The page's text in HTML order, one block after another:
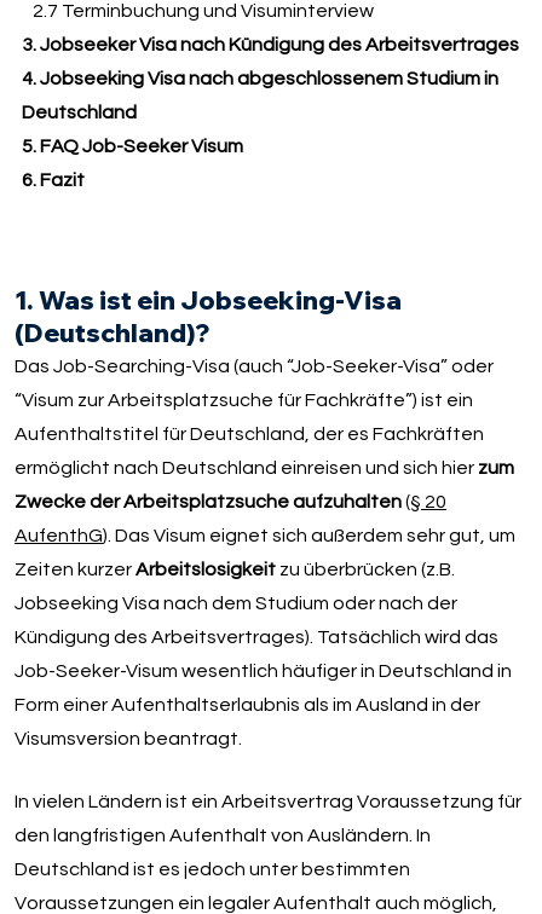
2.7 Terminbuchung und Visuminterview
3. Jobseeker Visa nach Kündigung des Arbeitsvertrages
4. Jobseeking Visa nach abgeschlossenem Studium in
Deutschland
5. FAQ Job-Seeker Visum
6. Fazit
1. Was ist ein Jobseeking-Visa
(Deutschland)?
Das Job-Searching-Visa (auch “Job-Seeker-Visa” oder
“Visum zur Arbeitsplatzsuche für Fachkräfte”) ist ein
Aufenthaltstitel für Deutschland, der es Fachkräften
ermöglicht nach Deutschland einreisen und sich hier zum
Zwecke der Arbeitsplatzsuche aufzuhalten(§ 20
AufenthG). Das Visum eignet sich außerdem sehr gut, um
Zeiten kurzerArbeitslosigkeit zu überbrücken (z.B.
Jobseeking Visa nach dem Studium oder nach der
Kündigung des Arbeitsvertrages). Tatsächlich wird das
Job-Seeker-Visum wesentlich häufiger in Deutschland in
Form einer Aufenthaltserlaubnis als im Ausland in der
Visumsversion beantragt.
In vielen Ländern ist ein Arbeitsvertrag Voraussetzung für
den langfristigen Aufenthalt von Ausländern. In
Deutschland ist es jedoch unter bestimmten
Voraussetzungen ein legaler Aufenthalt auch möglich,